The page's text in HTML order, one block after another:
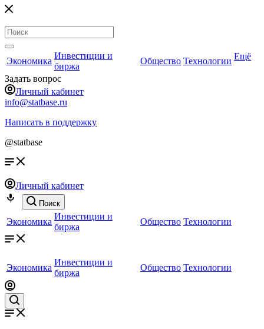
Экономика
Инвестиции и
биржа
Общество Технологии Ещё
Задать вопрос
Личный кабинет
info@statbase.ru
Написать в поддержку
@statbase
Личный кабинет
Поиск
Экономика
Инвестиции и
биржа
Общество Технологии
Экономика
Инвестиции и
биржа
Общество Технологии